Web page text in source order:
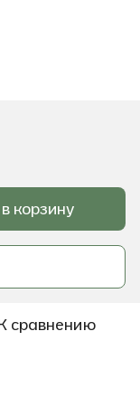
корзину
сравнению